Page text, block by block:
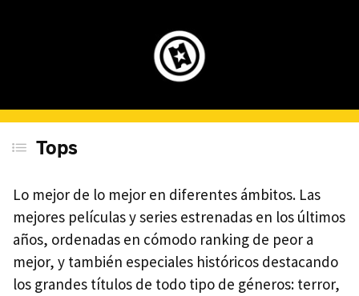
Tops
Lo mejor de lo mejor en diferentes ámbitos. Las
mejores películas y series estrenadas en los últimos
años, ordenadas en cómodo ranking de peor a
mejor, y también especiales históricos destacando
los grandes títulos de todo tipo de géneros: terror,